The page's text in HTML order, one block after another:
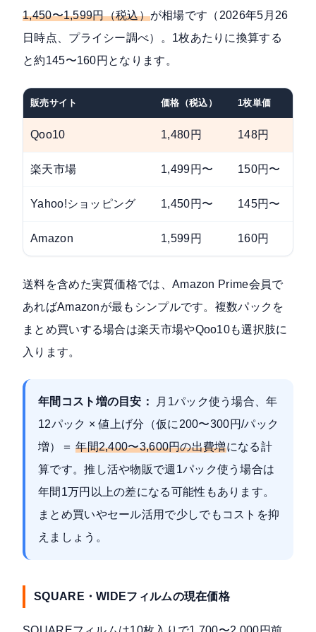
1,450〜1,599円（税込）が相場です（2026年5月26
日時点、プライシー調べ）。1枚あたりに換算する
と約145〜160円となります。
販売サイト 価格（税込） 1枚単価
Qoo10 1,480円 148円
楽天市場 1,499円〜 150円〜
Yahoo!ショッピング 1,450円〜 145円〜
Amazon 1,599円 160円
送料を含めた実質価格では、Amazon Prime会員で
あればAmazonが最もシンプルです。複数パックを
まとめ買いする場合は楽天市場やQoo10も選択肢に
入ります。
年間コスト増の目安：
月1パック使う場合、年
12パック × 値上げ分（仮に200〜300円/パック
増）＝年間2,400〜3,600円の出費増になる計
算です。推し活や物販で週1パック使う場合は
年間1万円以上の差になる可能性もあります。
まとめ買いやセール活用で少しでもコストを抑
えましょう。
SQUARE・WIDEフィルムの現在価格